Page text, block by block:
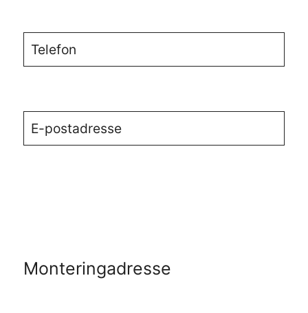
Monteringadresse